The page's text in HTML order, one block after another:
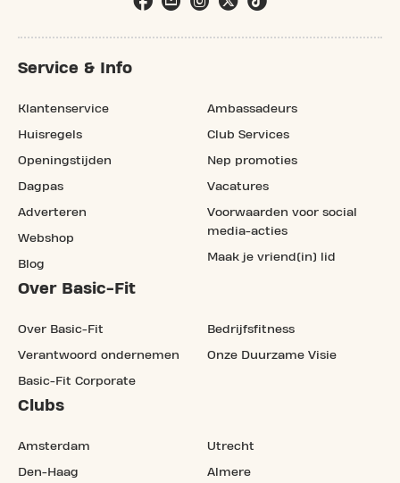
Service & Info
Klantenservice
Huisregels
Openingstijden
Dagpas
Adverteren
Webshop
Blog
Ambassadeurs
Club Services
Nep promoties
Vacatures
Voorwaarden voor social
media-acties
Maak je vriend(in) lid
Over Basic-Fit
Over Basic-Fit
Verantwoord ondernemen
Basic-Fit Corporate
Bedrijfsfitness
Onze Duurzame Visie
Clubs
Amsterdam
Den-Haag
Utrecht
Almere